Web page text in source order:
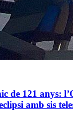
de 121 anys:
amb sis